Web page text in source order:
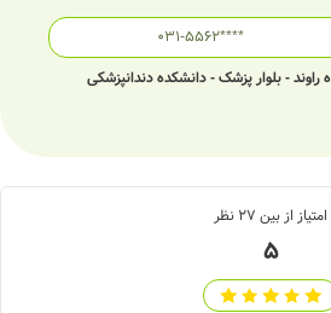
031-5562****
امتیاز از بین 27 نظر
5